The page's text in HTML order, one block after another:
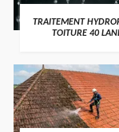
TRAITEMENT
TOITURE 40